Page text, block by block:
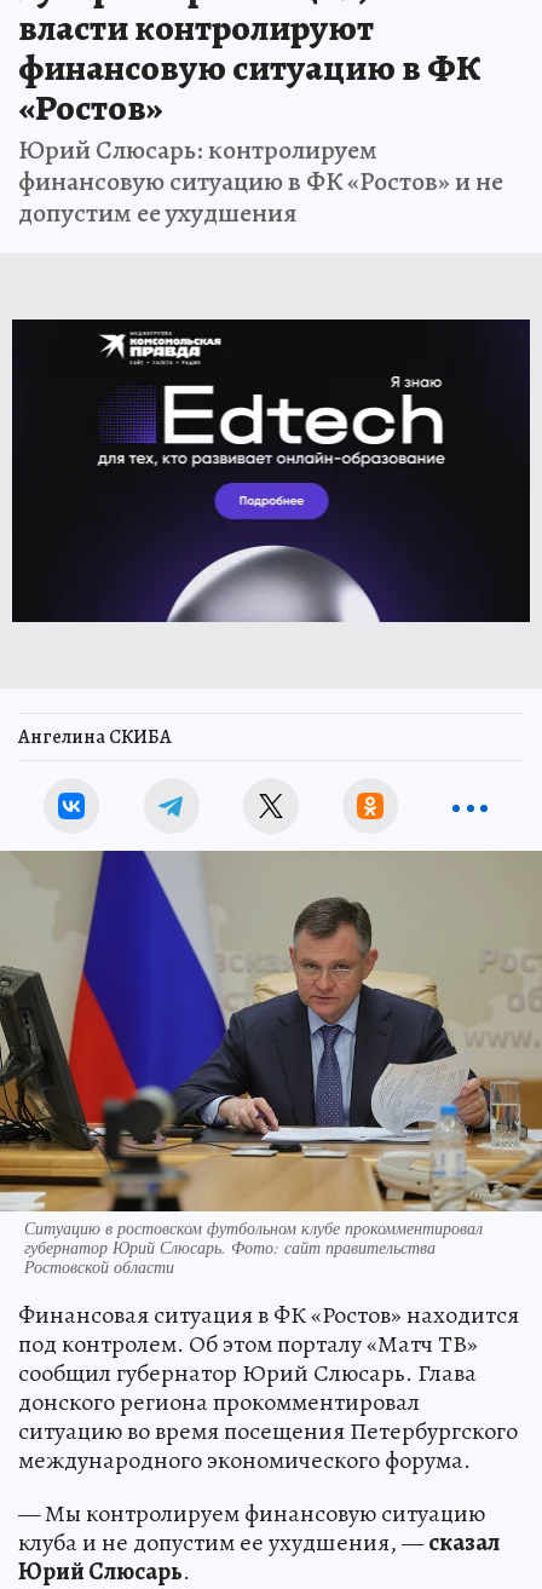
власти контролируют
финансовую ситуацию в ФК
«Ростов»
Юрий Слюсарь: контролируем
финансовую ситуацию в ФК «Ростов» и не
допустим ее ухудшения
Ангелина СКИБА
Ситуацию в ростовском футбольном клубе прокомментировал
губернатор Юрий Слюсарь. Фото: сайт правительства
Ростовской области
Финансовая ситуация в ФК «Ростов» находится
под контролем. Об этом порталу «Матч ТВ»
сообщил губернатор Юрий Слюсарь. Глава
донского региона прокомментировал
ситуацию во время посещения Петербургского
международного экономического форума.
— Мы контролируем финансовую ситуацию
клуба и не допустим ее ухудшения, —сказал
Юрий Слюсарь.